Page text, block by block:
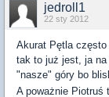
jedroll1
22 sty 2012
Akurat Pętla często
tak to już jest, ja
"nasze" góry bo
A poważnie Piotruś